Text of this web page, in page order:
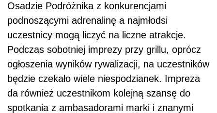
Osadzie Podróżnika z konkurencjami
podnoszącymi adrenalinę a najmłodsi
uczestnicy mogą liczyć na liczne atrakcje.
Podczas sobotniej imprezy przy grillu, oprócz
ogłoszenia wyników rywalizacji, na uczestników
będzie czekało wiele niespodzianek. Impreza
da również uczestnikom kolejną szansę do
spotkania z ambasadorami marki i znanymi